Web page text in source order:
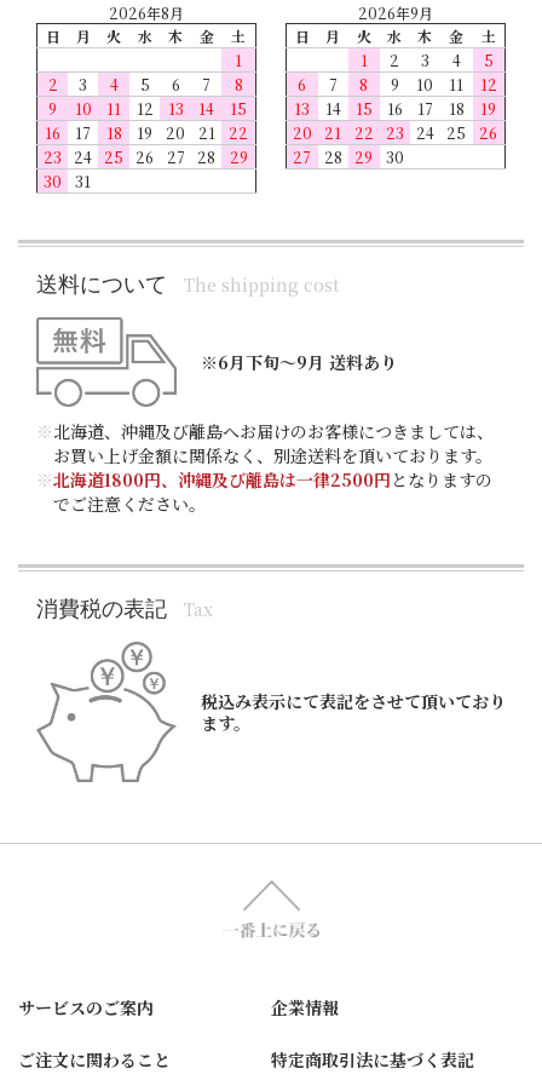
2026年8月
日
月 火 水 木 金
土
1
2
3 4 5 6 7
8
9
10 11 12 13 14
15
16
17 18 19 20 21
22
23
24 25 26 27 28
29
30
31
2026年9月
日
月 火 水 木 金
土
1
2 3 4
5
6
7 8 9 10 11
12
13
14 15 16 17 18
19
20
21 22 23 24 25
26
27
28 29 30
送料について The shipping cost
※6月下旬～9月 送料あり
※北海道、沖縄及び離島へお届けのお客様につきましては、
お買い上げ金額に関係なく、別途送料を頂いております。
※北海道1800円、沖縄及び離島は一律2500円 となりますの
でご注意ください。
消費税の表記 Tax
税込み表示にて表記をさせて頂いており
ます。
サービスのご案内 企業情報
ご注文に関わること 特定商取引法に基づく表記